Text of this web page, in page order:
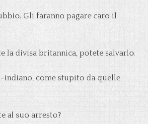
Gli faranno pagare caro il
la divisa britannica, potete salvarlo.
indiano, come stupito da quelle
al suo arresto?